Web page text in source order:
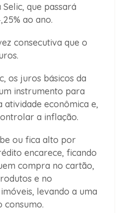
que passará
ao ano.
consecutiva que o
os juros básicos da
instrumento para
econômica e,
a inflação.
ou fica alto por
encarece, ficando
compra no cartão,
e no
levando a uma
consumo.